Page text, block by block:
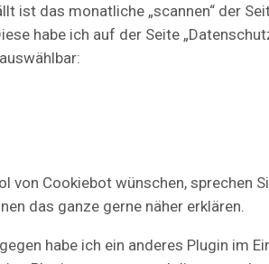
ist das monatliche „scannen“ der
habe ich auf der Seite
von Cookiebot wünschen, sprechen
das ganze gerne näher erklären.
habe ich ein anderes Plugin im